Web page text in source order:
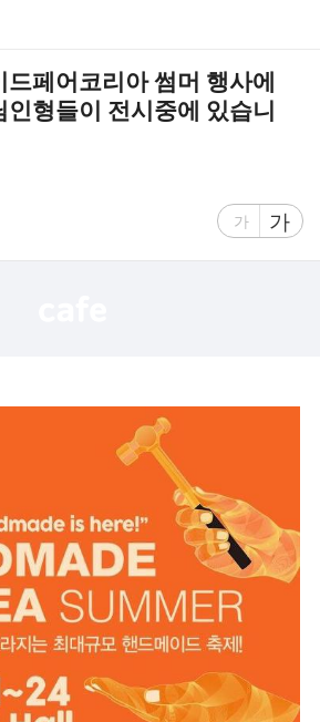
페어코리아 썸머 행사에
형들이 전시중에 있습니
글
가
글
자
가